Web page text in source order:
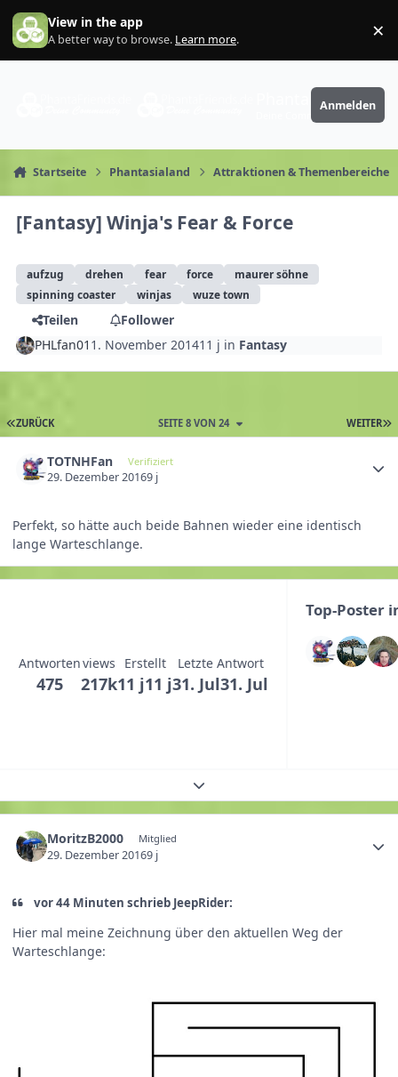
Zum Inhalt springen
View in the app
A better way to browse. Learn more. ×
PhantaFriends.de
Anmelden
Startseite Phantasialand Attraktionen & Themenbereiche
[Fantasy] Winja's Fear & Force
aufzug drehen fear force
maurer söhne
spinning coaster
winjas wuze town
Teilen
Follower
PHLfan01 1. November 201411 j in Fantasy
ZURÜCK WEITER
SEITE 8 VON 24
TOTNHFan Verifiziert
29. Dezember 20169 j
Perfekt, so hätte auch beide Bahnen wieder eine identisch
lange Warteschlange.
Antworten
475
views
217k
Erstellt
11 j11 j
Letzte Antwort
31. Jul31. Jul
Top-Poster
Themenübersicht erweitern
MoritzB2000 Mitglied
29. Dezember 20169 j
vor 44 Minuten schrieb JeepRider:
Hier mal meine Zeichnung über den aktuellen Weg der
Warteschlange: